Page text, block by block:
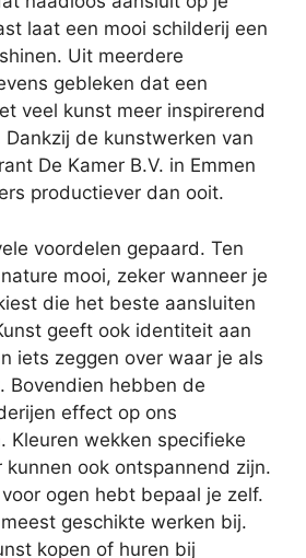
laat een mooi schilderij een
Uit meerdere
gebleken dat een
veel kunst meer inspirerend
de kunstwerken van
De Kamer B.V. in Emmen
productiever dan ooit.
voordelen gepaard. Ten
mooi, zeker wanneer je
die het beste aansluiten
geeft ook identiteit aan
iets zeggen over waar je als
Bovendien hebben de
effect op ons
Kleuren wekken specifieke
kunnen ook ontspannend zijn.
ogen hebt bepaal je zelf.
geschikte werken bij.
kopen of huren bij